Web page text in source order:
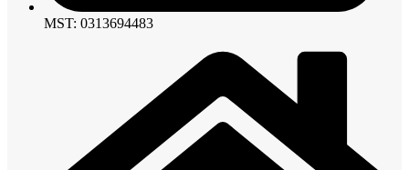
MST: 0313694483